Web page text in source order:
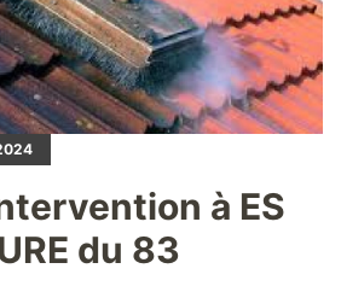
à ES
du 83